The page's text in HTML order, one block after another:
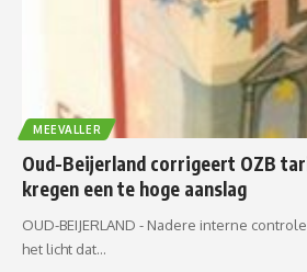
MEEVALLER
Oud-Beijerland corrigeert OZB
kregen een te hoge aanslag
OUD-BEIJERLAND - Nadere interne
het licht dat…